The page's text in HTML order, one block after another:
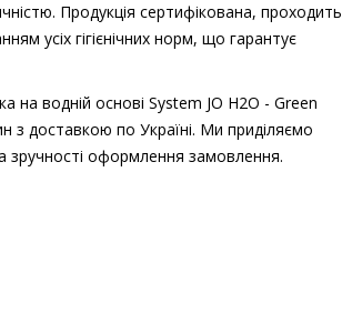
Продукція сертифікована, проходить
усіх гігієнічних норм, що гарантує
на водній основі System JO H2O - Green
з доставкою по Україні. Ми приділяємо
зручності оформлення замовлення.